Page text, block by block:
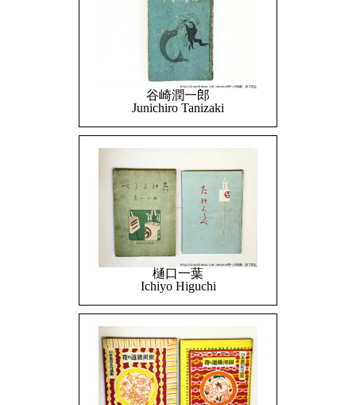
谷崎潤一郎
Junichiro Tanizaki
樋口一葉
Ichiyo Higuchi